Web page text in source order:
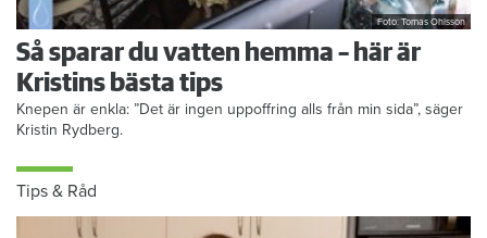
Foto: Tomas Ohlsson
Så sparar du vatten hemma – här är
Kristins bästa tips
Knepen är enkla: ”Det är ingen uppoffring alls från min sida”, säger
Kristin Rydberg.
Tips & Råd